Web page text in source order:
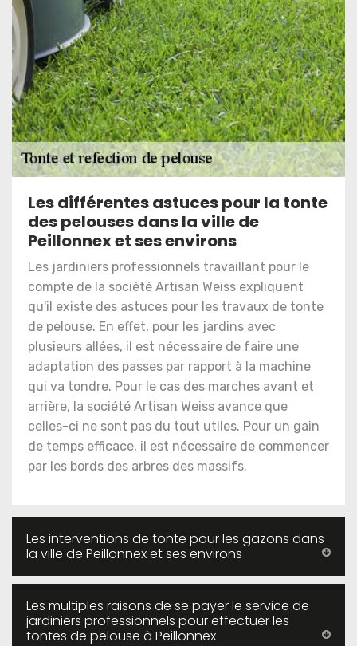
Les différentes astuces pour la tonte
des pelouses dans la ville de
Peillonnex et ses environs
Les jardiniers professionnels travaillant pour le
compte de la société Artisan Weiss expliquent
qu'il existe des astuces pour les travaux de tonte
de pelouse. En effet, pour les jardins avec
plusieurs allées, il est nécessaire de faire une
adaptation des passes par rapport à la machine
qui va tondre. Pour le cas des marches avant et
arrière, la société Artisan Weiss avance que
celles-ci ne sont pas du tout utiles. Pour un gain
de temps efficace, il est nécessaire de commencer
par les bords des arbres des massifs.
Les interventions de tonte pour les gazons dans
la ville de Peillonnex et ses environs
Les multiples raisons de se payer le service de
jardiniers professionnels pour effectuer les
tontes de pelouse à Peillonnex